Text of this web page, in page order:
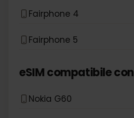
Fairphone 4
Fairphone 5
eSIM compatibile con
Nokia G60